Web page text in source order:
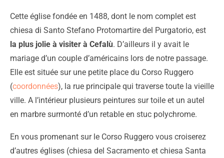
Cette église fondée en 1488, dont le nom complet est
chiesa di Santo Stefano Protomartire del Purgatorio, est
la plus jolie à visiter à Cefalù. D’ailleurs il y avait le
mariage d’un couple d’américains lors de notre passage.
Elle est située sur une petite place du Corso Ruggero
(coordonnées), la rue principale qui traverse toute la vieille
ville. A l’intérieur plusieurs peintures sur toile et un autel
en marbre surmonté d’un retable en stuc polychrome.
En vous promenant sur le Corso Ruggero vous croiserez
d’autres églises (chiesa del Sacramento et chiesa Santa